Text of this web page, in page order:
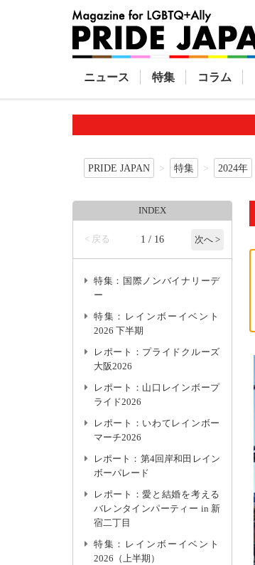
ニュース 特集 コラム
PRIDE JAPAN 特集 2024年
INDEX
< 戻る 1 / 16 次へ >
特集：国際ノンバイナリーデ
ー
特集：レインボーイベント
2026 下半期
レポート：プライドクルーズ
大阪2026
レポート：山口レインボープ
ライド2026
レポート：いわてレインボー
マーチ2026
レポート：第4回岸和田レイン
ボーパレード
レポート：愛と結婚を考える
バレンタインパーティー in 新
宿二丁目
特集：レインボーイベント
2026（上半期）